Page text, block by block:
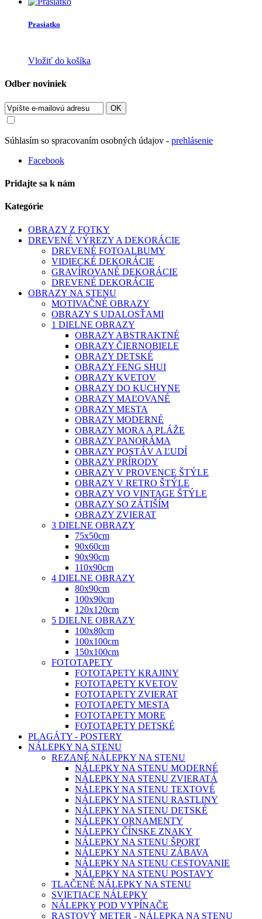
Prasiatko
Vložiť do košíka
Odber noviniek
OK
Súhlasím so spracovaním osobných údajov - prehlásenie
Facebook
Pridajte sa k nám
Kategórie
OBRAZY Z FOTKY
DREVENÉ VÝREZY A DEKORÁCIE
DREVENÉ FOTOALBUMY
VIDIECKÉ DEKORÁCIE
GRAVÍROVANÉ DEKORÁCIE
DREVENÉ DEKORÁCIE
OBRAZY NA STENU
MOTIVAČNÉ OBRAZY
OBRAZY S UDALOSŤAMI
1 DIELNE OBRAZY
OBRAZY ABSTRAKTNÉ
OBRAZY ČIERNOBIELE
OBRAZY DETSKÉ
OBRAZY FENG SHUI
OBRAZY KVETOV
OBRAZY DO KUCHYNE
OBRAZY MAĽOVANÉ
OBRAZY MESTA
OBRAZY MODERNÉ
OBRAZY MORA A PLÁŽE
OBRAZY PANORÁMA
OBRAZY POSTÁV A ĽUDÍ
OBRAZY PRÍRODY
OBRAZY V PROVENCE ŠTÝLE
OBRAZY V RETRO ŠTÝLE
OBRAZY VO VINTAGE ŠTÝLE
OBRAZY SO ZÁTIŠÍM
OBRAZY ZVIERAT
3 DIELNE OBRAZY
75x50cm
90x60cm
90x90cm
110x90cm
4 DIELNE OBRAZY
80x90cm
100x90cm
120x120cm
5 DIELNE OBRAZY
100x80cm
100x100cm
150x100cm
FOTOTAPETY
FOTOTAPETY KRAJINY
FOTOTAPETY KVETOV
FOTOTAPETY ZVIERAT
FOTOTAPETY MESTA
FOTOTAPETY MORE
FOTOTAPETY DETSKÉ
PLAGÁTY - POSTERY
NÁLEPKY NA STENU
REZANÉ NÁLEPKY NA STENU
NÁLEPKY NA STENU MODERNÉ
NÁLEPKY NA STENU ZVIERATÁ
NÁLEPKY NA STENU TEXTOVÉ
NÁLEPKY NA STENU RASTLINY
NÁLEPKY NA STENU DETSKÉ
NÁLEPKY ORNAMENTY
NÁLEPKY ČÍNSKE ZNAKY
NÁLEPKY NA STENU ŠPORT
NÁLEPKY NA STENU ZÁBAVA
NÁLEPKY NA STENU CESTOVANIE
NÁLEPKY NA STENU POSTAVY
TLAČENÉ NÁLEPKY NA STENU
SVIETIACE NÁLEPKY
NÁLEPKY POD VYPÍNAČE
RASTOVÝ METER - NÁLEPKA NA STENU